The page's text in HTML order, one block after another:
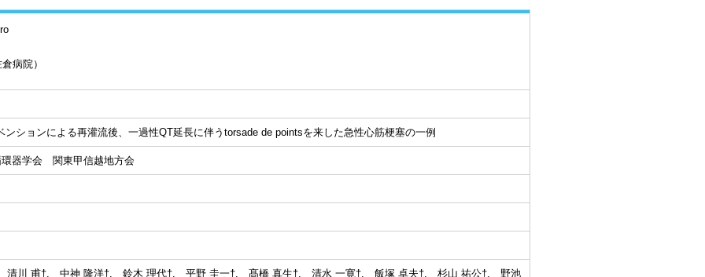
病院）
ンションによる再灌流後、一過性QT延長に伴うtorsade de pointsを来した急性心筋梗塞の一例
環器学会 関東甲信越地方会
清川 甫†, 中神 隆洋†, 鈴木 理代†, 平野 圭一†, 髙橋 真生†, 清水 一寛†, 飯塚 卓夫†, 杉山 祐公†, 野池